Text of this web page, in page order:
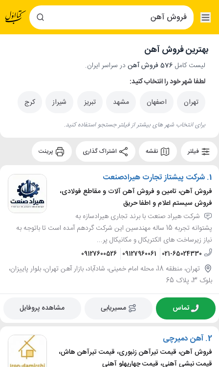
بهترین فروش آهن
لیست کامل 576 فروش آهن
در سراسر ایران.
لطفا شهر خود را انتخاب کنید:
تهران
اصفهان مشهد تبریز شیراز کرج
برای انتخاب شهر های بیشتر از فیلتر جستجو استفاده کنید.
فیلتر نقشه
1. شرکت پیشتاز تجارت هیرادصنعت
فروش آهن، تامین و فروش آهن آلات و مقاطع فولادی،
فروش سیستم اعلام و اطفا حریق
شرکت هیراد صنعت با برند تجاری هیرادسازه به
پشتوانه تجربه 15 ساله مهندسین این شرکت گردهم آمده است تا باتوجه به
نیاز زیرساخت های الکتریکال و مکانیکال پر...
021-65024330
09127960061
09127600526
تهران، منطقه 18، محله امام خمینی، شادآباد، بازار آهن تهران، بلوار پاییزان،
بلوک 3، پلاک 65
تماس مسیریابی مشاهده پروفایل
2. آهن دمیرچی
فروش آهن، قیمت تیرآهن زنبوری، قیمت تیرآهن هاش،
قیمت نبشی آهنی، قیمت چهارپهلو آهنی